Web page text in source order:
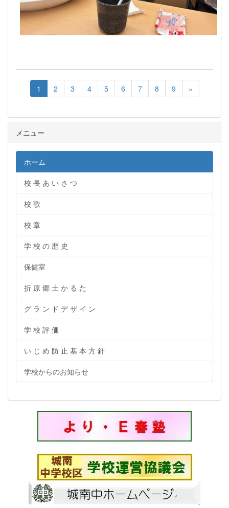
1 2 3 4 5 6 7 8 9 »
メニュー
ホーム
校 長 あ い さ つ
校 歌
校 章
学 校 の 歴 史
保健室
折 原 郷 土 か る た
グ ラ ン ド デ ザ イ ン
学 校 評 価
い じ め 防 止 基 本 方 針
学校からのお知らせ